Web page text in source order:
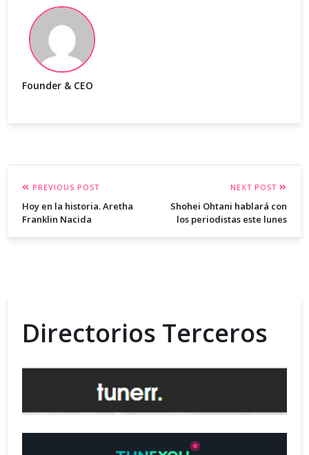
Founder & CEO
PREVIOUS POST
Hoy en la historia. Aretha
Franklin Nacida
NEXT POST
Shohei Ohtani hablará con
los periodistas este lunes
Directorios Terceros